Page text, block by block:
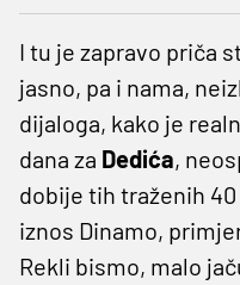
I tu je zapravo priča
jasno, pa i nama,
dijaloga, kako je
dana za Dedića,
dobije tih traženih
iznos Dinamo,
Rekli bismo, malo